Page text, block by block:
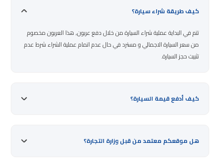
كيف طريقة شراء سيارة؟
تتم في البداية عملية شراء السيارة من خلال دفع عربون, هذا العربون مخصوم
من سعر السيارة الاجمالي و مسترد في حال عدم اتمام عملية الشراء شرط عدم
تثبيت حجز السيارة.
كيف أدفع قيمة السيارة؟
هل موقعكم معتمد من قبل وزارة التجارة؟